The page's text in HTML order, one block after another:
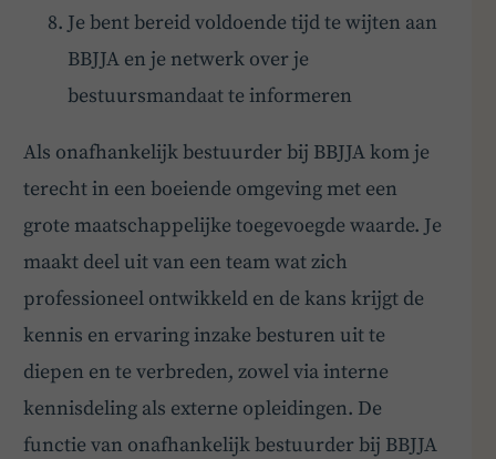
Je bent bereid voldoende tijd te wijten aan
BBJJA en je netwerk over je
bestuursmandaat te informeren
Als onafhankelijk bestuurder bij BBJJA kom je
terecht in een boeiende omgeving met een
grote maatschappelijke toegevoegde waarde. Je
maakt deel uit van een team wat zich
professioneel ontwikkeld en de kans krijgt de
kennis en ervaring inzake besturen uit te
diepen en te verbreden, zowel via interne
kennisdeling als externe opleidingen. De
functie van onafhankelijk bestuurder bij BBJJA